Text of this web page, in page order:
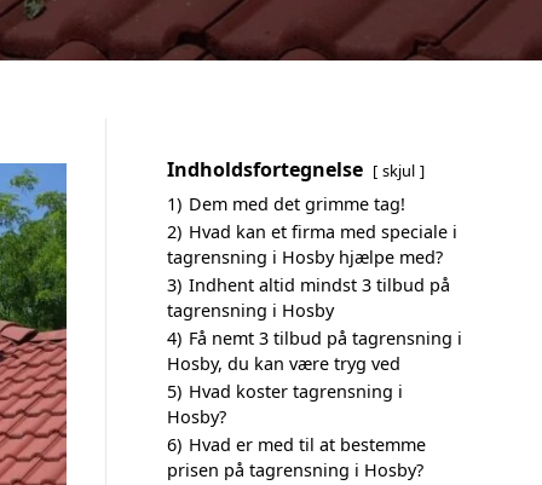
Indholdsfortegnelse skjul
1) Dem med det grimme tag!
2) Hvad kan et firma med speciale i
tagrensning i Hosby hjælpe med?
3) Indhent altid mindst 3 tilbud på
tagrensning i Hosby
4) Få nemt 3 tilbud på tagrensning i
Hosby, du kan være tryg ved
5) Hvad koster tagrensning i
Hosby?
6) Hvad er med til at bestemme
prisen på tagrensning i Hosby?